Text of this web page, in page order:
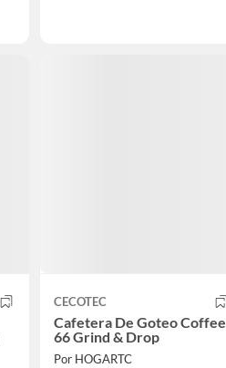
CECOTEC
Cafetera De Goteo Coffee
66 Grind & Drop
Por HOGARTC